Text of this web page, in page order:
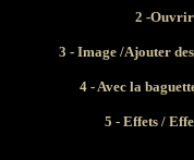
2 -
3 - Image /Ajouter
4 - Avec la
5 - Effets /